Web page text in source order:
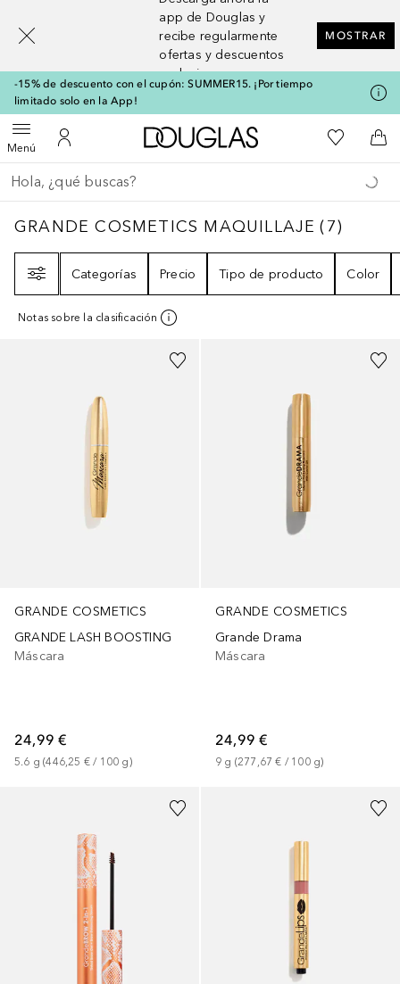
app de Douglas y
recibe regularmente
ofertas y descuentos
exclusivos
MOSTRAR
-15% de descuento con el cupón: SUMMER15. ¡Por tiempo
limitado solo en la App!
MenúAbrir menúMi cuenta
A Douglas HomeMi lista de
A
Regresar
Ejecutar búsqueda
GRANDE COSMETICS MAQUILLAJE7
GRANDE COSMETICS MAQUILLAJE (7)
Categorías
Precio Tipo de producto Color
Notas sobre la clasificación
GRANDE COSMETICS
GRANDE LASH BOOSTING
Máscara
24,99 €
5.6 g (446,25 € / 100 g)
GRANDE COSMETICS
Grande Drama
Máscara
24,99 €
9 g (277,67 € / 100 g)
+ 2
[navigation.slideout.screenreader]